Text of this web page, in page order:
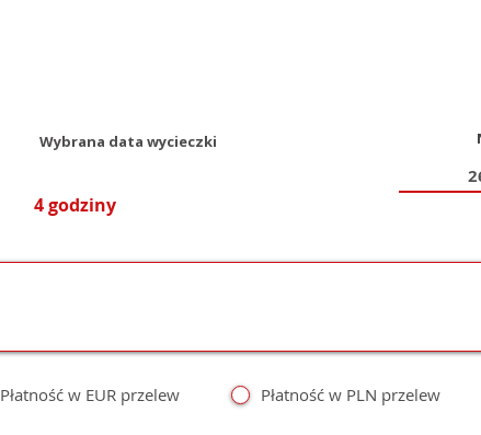
Wybrana data wycieczki
4 godziny
Płatność w EUR przelew Płatność w PLN przelew